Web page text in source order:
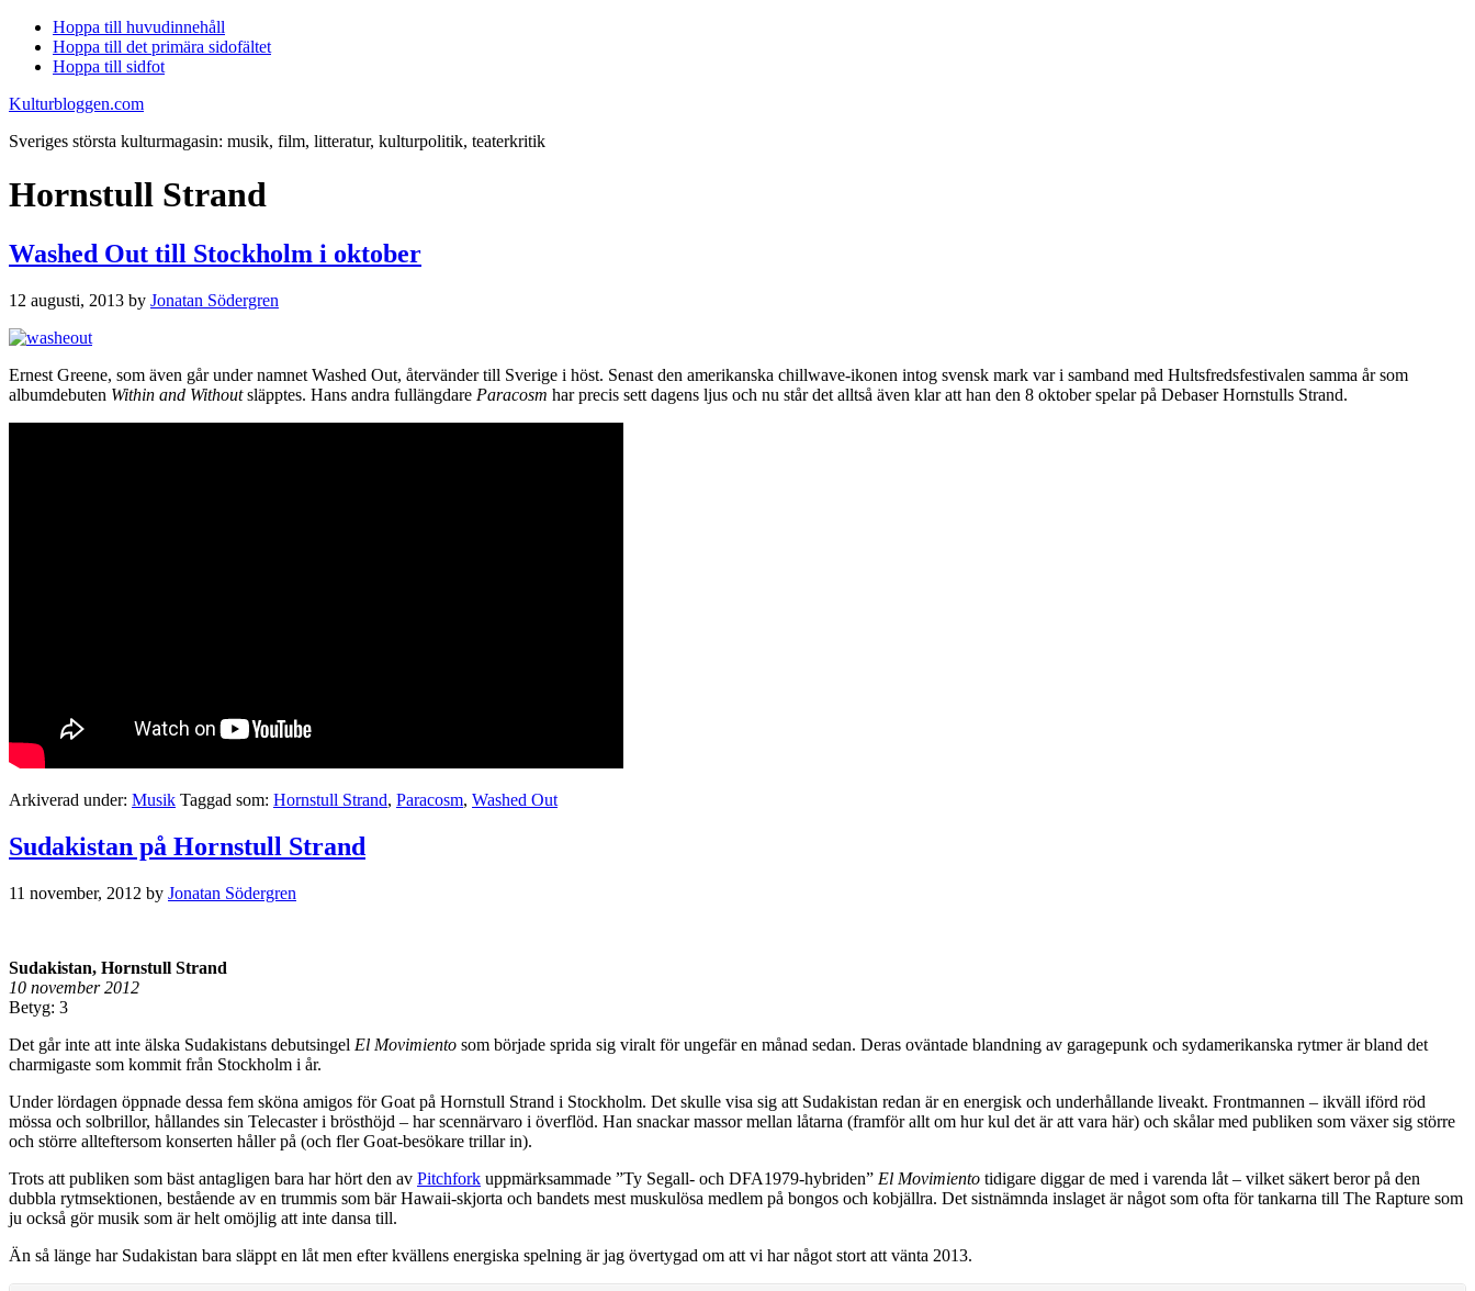
Hoppa till huvudinnehåll
Hoppa till det primära sidofältet
Hoppa till sidfot
Kulturbloggen.com
Sveriges största kulturmagasin: musik, film, litteratur, kulturpolitik, teaterkritik
Hornstull Strand
Washed Out till Stockholm i oktober
12 augusti, 2013 by Jonatan Södergren
Ernest Greene, som även går under namnet Washed Out, återvänder till Sverige i höst. Senast den amerikanska chillwave-ikonen intog svensk mark var i samband med Hultsfredsfestivalen samma år som
albumdebuten Within and Withoutsläpptes. Hans andra fullängdare Paracosm har precis sett dagens ljus och nu står det alltså även klar att han den 8 oktober spelar på Debaser Hornstulls Strand.
Arkiverad under: Musik Taggad som: Hornstull Strand, Paracosm, Washed Out
Sudakistan på Hornstull Strand
11 november, 2012 by Jonatan Södergren
Sudakistan, Hornstull Strand
10 november 2012
Betyg: 3
Det går inte att inte älska Sudakistans debutsingel El Movimiento som började sprida sig viralt för ungefär en månad sedan. Deras oväntade blandning av garagepunk och sydamerikanska rytmer är bland det
charmigaste som kommit från Stockholm i år.
Under lördagen öppnade dessa fem sköna amigos för Goat på Hornstull Strand i Stockholm. Det skulle visa sig att Sudakistan redan är en energisk och underhållande liveakt. Frontmannen – ikväll iförd röd
mössa och solbrillor, hållandes sin Telecaster i brösthöjd – har scennärvaro i överflöd. Han snackar massor mellan låtarna (framför allt om hur kul det är att vara här) och skålar med publiken som växer sig större
och större allteftersom konserten håller på (och fler Goat-besökare trillar in).
Trots att publiken som bäst antagligen bara har hört den av Pitchfork uppmärksammade ”Ty Segall- och DFA1979-hybriden” El Movimiento tidigare diggar de med i varenda låt – vilket säkert beror på den
dubbla rytmsektionen, bestående av en trummis som bär Hawaii-skjorta och bandets mest muskulösa medlem på bongos och kobjällra. Det sistnämnda inslaget är något som ofta för tankarna till The Rapture som
ju också gör musik som är helt omöjlig att inte dansa till.
Än så länge har Sudakistan bara släppt en låt men efter kvällens energiska spelning är jag övertygad om att vi har något stort att vänta 2013.